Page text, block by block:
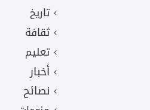
تاريخ
ثقافة
تعليم
أخبار
نصائح